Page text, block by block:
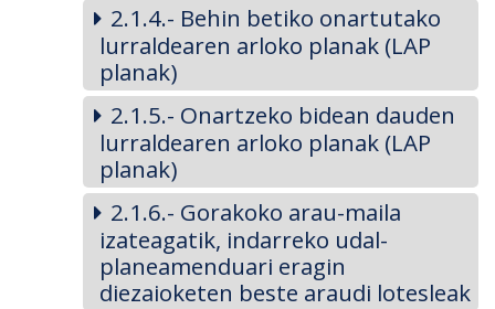
2.1.4.- Behin betiko onartutako
lurraldearen arloko planak (LAP
planak)
2.1.5.- Onartzeko bidean dauden
lurraldearen arloko planak (LAP
planak)
2.1.6.- Gorakoko arau-maila
izateagatik, indarreko udal-
planeamenduari eragin
diezaioketen beste araudi lotesleak